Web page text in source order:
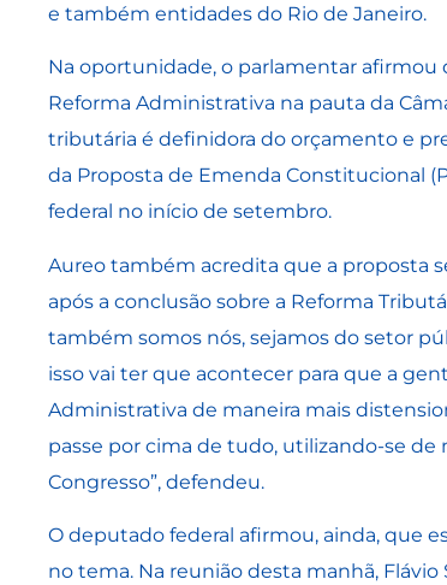
e também entidades do Rio de Janeiro.
Na oportunidade, o parlamentar afirmou
Reforma Administrativa na pauta da
tributária é definidora do orçamento e
da Proposta de Emenda Constitucional
federal no início de setembro.
Aureo também acredita que a proposta
após a conclusão sobre a Reforma
também somos nós, sejamos do setor
isso vai ter que acontecer para que a
Administrativa de maneira mais
passe por cima de tudo, utilizando-se
Congresso”, defendeu.
O deputado federal afirmou, ainda, que
no tema. Na reunião desta manhã,